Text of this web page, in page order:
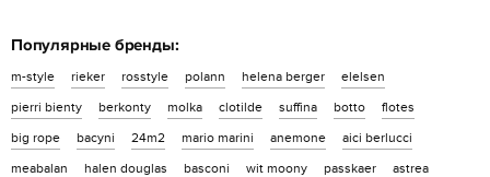
Популярные бренды:
m-style rieker rosstyle polann helena berger
elelsen
pierri bienty
berkonty molka clotilde suffina botto
flotes
big rope
bacyni 24m2 mario marini anemone
aici berlucci
meabalan
halen douglas basconi wit moony passkaer
astrea